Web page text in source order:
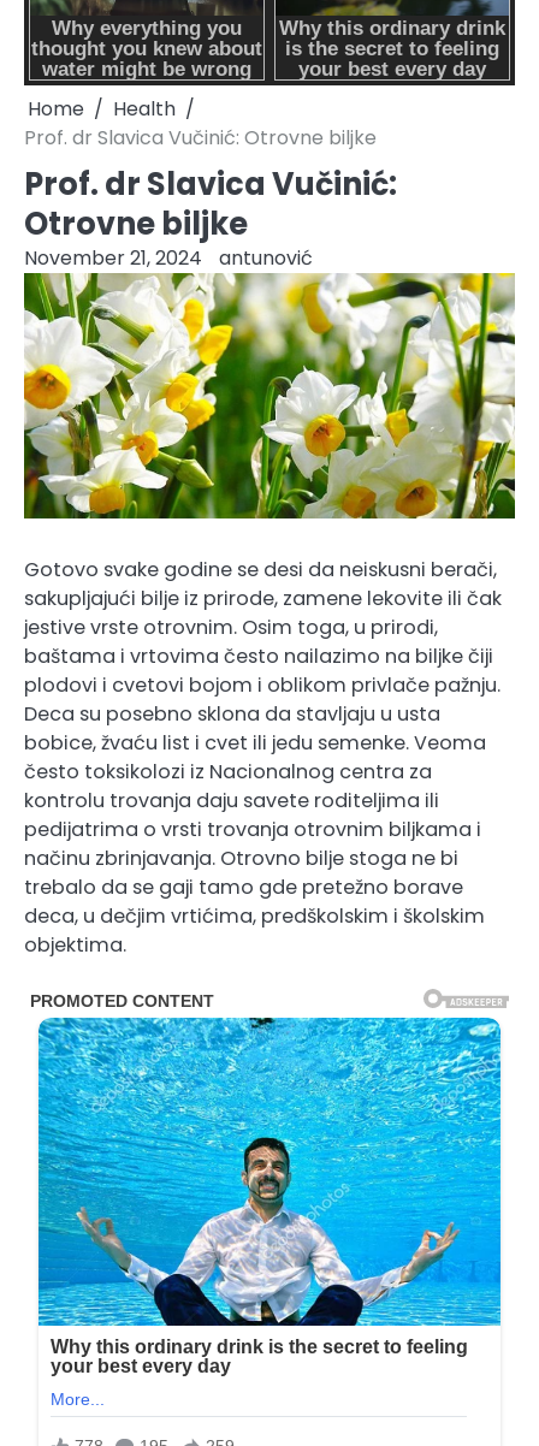
Home
Health
Prof. dr Slavica Vučinić: Otrovne biljke
Prof. dr Slavica Vučinić:
Otrovne biljke
November 21, 2024 antunović
Gotovo svake godine se desi da neiskusni berači,
sakupljajući bilje iz prirode, zamene lekovite ili čak
jestive vrste otrovnim. Osim toga, u prirodi,
baštama i vrtovima često nailazimo na biljke čiji
plodovi i cvetovi bojom i oblikom privlače pažnju.
Deca su posebno sklona da stavljaju u usta
bobice, žvaću list i cvet ili jedu semenke. Veoma
često toksikolozi iz Nacionalnog centra za
kontrolu trovanja daju savete roditeljima ili
pedijatrima o vrsti trovanja otrovnim biljkama i
načinu zbrinjavanja. Otrovno bilje stoga ne bi
trebalo da se gaji tamo gde pretežno borave
deca, u dečjim vrtićima, predškolskim i školskim
objektima.